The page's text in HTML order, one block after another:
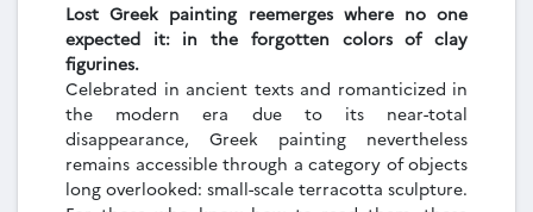
Lost Greek painting reemerges where no one
expected it: in the forgotten colors of clay
figurines.
Celebrated in ancient texts and romanticized in
the modern era due to its near-total
disappearance, Greek painting nevertheless
remains accessible through a category of objects
long overlooked: small-scale terracotta sculpture.